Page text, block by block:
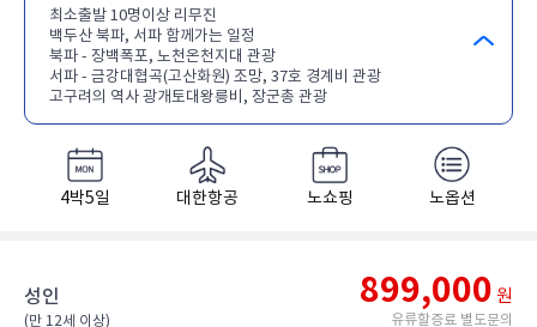
최소출발 10명이상 리무진
백두산 북파, 서파 함께가는 일정
북파 - 장백폭포, 노천온천지대 관광
서파 - 금강대협곡(고산화원) 조망, 37호 경계비 관광
고구려의 역사 광개토대왕릉비, 장군총 관광
4박5일 대한항공 노쇼핑 노옵션
성인
(만 12세 이상)​
899,000 원
유류할증료 별도문의